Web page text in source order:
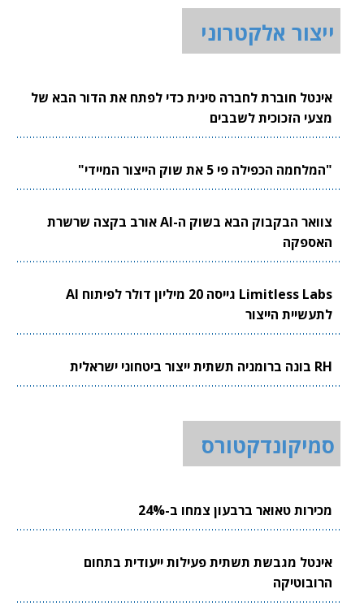
ייצור אלקטרוני
אינטל חוברת לחברה סינית כדי לפתח את הדור הבא של
מצעי הזכוכית לשבבים
"המלחמה הכפילה פי 5 את שוק הייצור המיידי"
צוואר הבקבוק הבא בשוק ה-AI אורב בקצה שרשרת
האספקה
Limitless Labs גייסה 20 מיליון דולר לפיתוח AI
לתעשיית הייצור
RH בונה ברומניה תשתית ייצור ביטחוני ישראלית
סמיקונדקטורס
מכירות טאואר ברבעון צמחו ב-24%
אינטל מגבשת תשתית פעילות ייעודית בתחום
הרובוטיקה